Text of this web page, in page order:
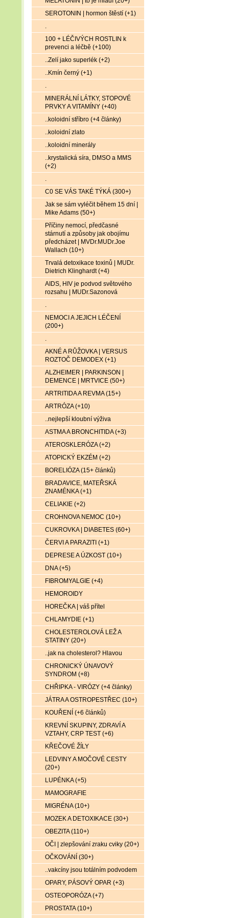
SEROTONIN | hormon štěstí (+1)
.
100 + LÉČIVÝCH ROSTLIN k
prevenci a léčbě (+100)
..Zelí jako superlék (+2)
..Kmín černý (+1)
.
MINERÁLNÍ LÁTKY, STOPOVÉ
PRVKY A VITAMÍNY (+40)
..koloidní stříbro (+4 články)
..koloidní zlato
..koloidní minerály
..krystalická síra, DMSO a MMS
(+2)
.
C0 SE VÁS TAKÉ TÝKÁ (300+)
Jak se sám vyléčit během 15 dní |
Mike Adams (50+)
Příčiny nemocí, předčasné
stárnutí a způsoby jak obojímu
předcházet | MVDr.MUDr.Joe
Wallach (10+)
Trvalá detoxikace toxinů | MUDr.
Dietrich Klinghardt (+4)
AIDS, HIV je podvod světového
rozsahu | MUDr.Sazonová
.
NEMOCI A JEJICH LÉČENÍ
(200+)
.
AKNÉ A RŮŽOVKA | VERSUS
ROZTOČ DEMODEX (+1)
ALZHEIMER | PARKINSON |
DEMENCE | MRTVICE (50+)
ARTRITIDA A REVMA (15+)
ARTRÓZA (+10)
..nejlepší kloubní výživa
ASTMA A BRONCHITIDA (+3)
ATEROSKLERÓZA (+2)
ATOPICKÝ EKZÉM (+2)
BORELIÓZA (15+ článků)
BRADAVICE, MATEŘSKÁ
ZNAMÉNKA (+1)
CELIAKIE (+2)
CROHNOVA NEMOC (10+)
CUKROVKA | DIABETES (60+)
ČERVI A PARAZITI (+1)
DEPRESE A ÚZKOST (10+)
DNA (+5)
FIBROMYALGIE (+4)
HEMOROIDY
HOREČKA | váš přítel
CHLAMYDIE (+1)
CHOLESTEROLOVÁ LEŽ A
STATINY (20+)
..jak na cholesterol? Hlavou
CHRONICKÝ ÚNAVOVÝ
SYNDROM (+8)
CHŘIPKA - VIRÓZY (+4 články)
JÁTRA A OSTROPESTŘEC (10+)
KOUŘENÍ (+6 článků)
KREVNÍ SKUPINY, ZDRAVÍ A
VZTAHY, CRP TEST (+6)
KŘEČOVÉ ŽÍLY
LEDVINY A MOČOVÉ CESTY
(20+)
LUPÉNKA (+5)
MAMOGRAFIE
MIGRÉNA (10+)
MOZEK A DETOXIKACE (30+)
OBEZITA (110+)
OČI | zlepšování zraku cviky (20+)
OČKOVÁNÍ (30+)
..vakcíny jsou totálním podvodem
OPARY, PÁSOVÝ OPAR (+3)
OSTEOPORÓZA (+7)
PROSTATA (10+)